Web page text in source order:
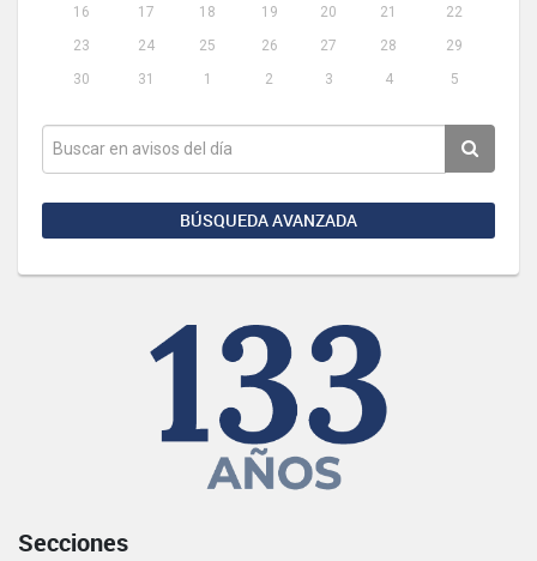
16
17 18 19 20 21
22
23
24 25 26 27 28
29
30
31 1 2 3 4 5
BÚSQUEDA AVANZADA
Secciones